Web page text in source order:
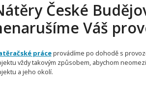
České
Váš
práceprovádíme po dohodě s
vždy takovým způsobem, abychom
a jeho okolí.